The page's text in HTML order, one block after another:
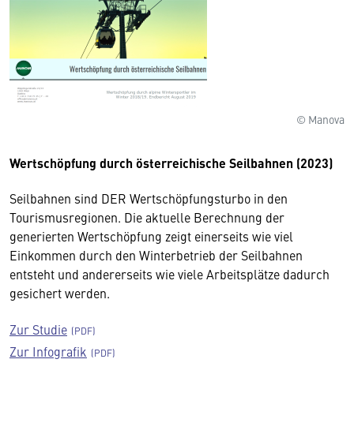
© Manova
Wertschöpfung durch österreichische Seilbahnen (2023)
Seilbahnen sind DER Wertschöpfungsturbo in den
Tourismusregionen. Die aktuelle Berechnung der
generierten Wertschöpfung zeigt einerseits wie viel
Einkommen durch den Winterbetrieb der Seilbahnen
entsteht und andererseits wie viele Arbeitsplätze dadurch
gesichert werden.
Zur Studie
Zur Infografik